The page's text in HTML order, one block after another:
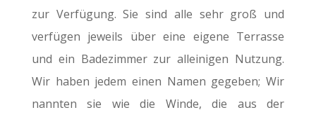
zur Verfügung. Sie sind alle sehr groß und
verfügen jeweils über eine eigene Terrasse
und ein Badezimmer zur alleinigen Nutzung.
Wir haben jedem einen Namen gegeben; Wir
nannten sie wie die Winde, die aus der